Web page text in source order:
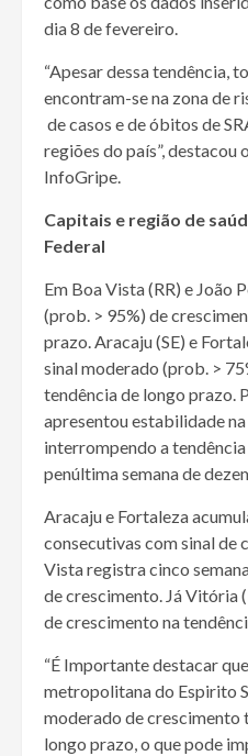
dia 8 de fevereiro.
“Apesar dessa tendência,
encontram-se na zona de
de casos e de óbitos de
regiões do país”, destacou
InfoGripe.
Capitais e região de
Federal
Em Boa Vista (RR) e João
(prob. > 95%) de
prazo. Aracaju (SE) e
sinal moderado (prob. >
tendência de longo prazo.
apresentou estabilidade
interrompendo a
penúltima semana de
Aracaju e Fortaleza
consecutivas com sinal de
Vista registra cinco
de crescimento. Já Vitória
de crescimento na
“É Importante destacar
metropolitana do Espirito
moderado de crescimento
longo prazo, o que pode